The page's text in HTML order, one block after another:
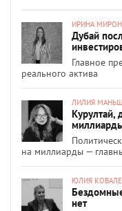
ИРИНА
Дубай
Главное
реального актива
ЛИЛИЯ
Курултай,
на миллиарды —
ЮЛИЯ
нет